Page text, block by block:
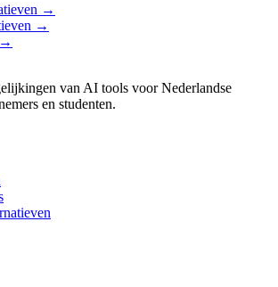
→
→
van AI tools voor Nederlandse
en studenten.